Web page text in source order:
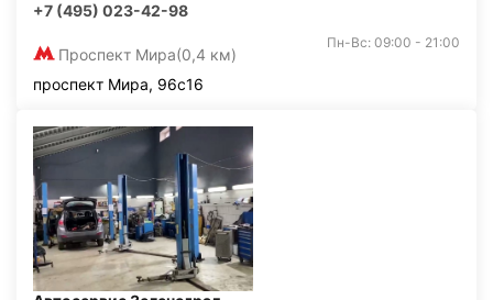
+7 (495) 023-42-98
Проспект Мира(0,4 км)
Пн-Вс: 09:00 - 21:00
проспект Мира, 96с16